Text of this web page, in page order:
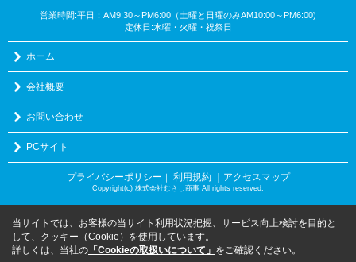
営業時間:平日：AM9:30～PM6:00（土曜と日曜のみAM10:00～PM6:00)
定休日:水曜・火曜・祝祭日
ホーム
会社概要
お問い合わせ
PCサイト
プライバシーポリシー ｜ 利用規約 ｜アクセスマップ
Copyright(c) 株式会社むさし商事 All rights reserved.
当サイトでは、お客様の当サイト利用状況把握、サービス向上検討を目的と
して、クッキー（Cookie）を使用しています。
詳しくは、当社の 「Cookieの取扱いについて」 をご確認ください。